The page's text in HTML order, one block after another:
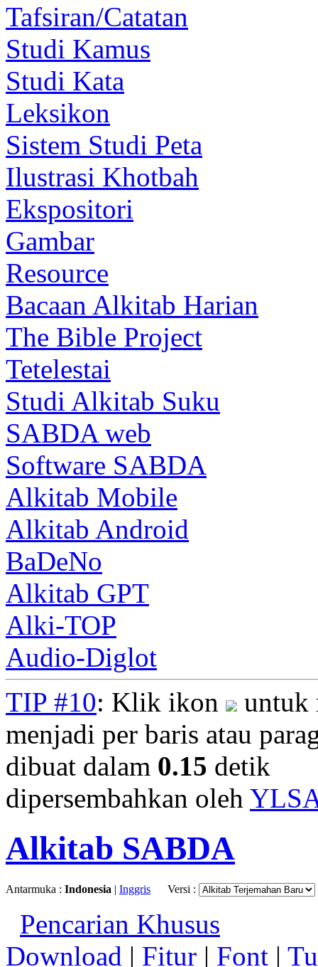
Tafsiran/Catatan
Studi Kamus
Studi Kata
Leksikon
Sistem Studi Peta
Ilustrasi Khotbah
Ekspositori
Gambar
Resource
Bacaan Alkitab Harian
The Bible Project
Tetelestai
Studi Alkitab Suku
SABDA web
Software SABDA
Alkitab Mobile
Alkitab Android
BaDeNo
Alkitab GPT
Alki-TOP
Audio-Diglot
TIP #10: Klik ikon
untuk
menjadi per baris atau
dibuat dalam 0.15 detik
dipersembahkan oleh
Alkitab SABDA
Antarmuka : Indonesia | Inggris Versi :
Pencarian Khusus
Download | Fitur | Font |